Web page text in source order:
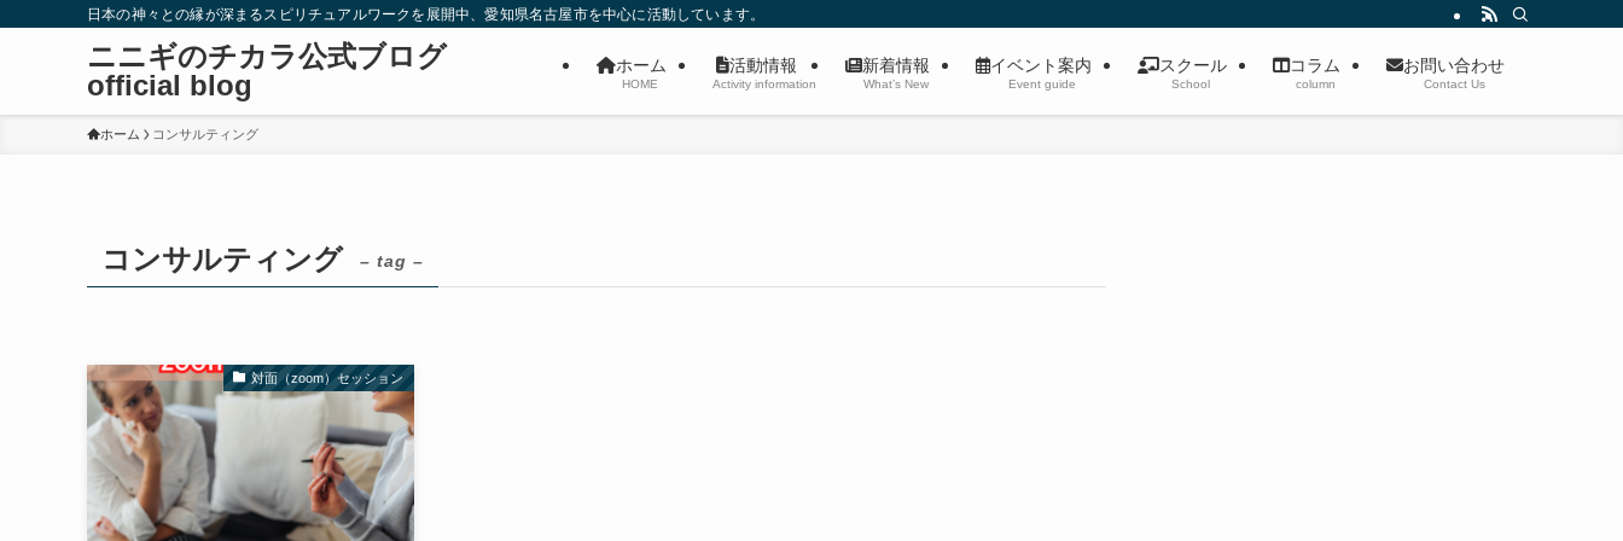
日本の神々との縁が深まるスピリチュアルワークを展開中、愛知県名古屋市を中心に活動しています。
ニニギのチカラ公式ブログ
official blog
ホーム
HOME
活動情報
Activity information
新着情報
What’s New
イベント案内
Event guide
スクール
School
コラム
column
お問い合わせ
Contact Us
ホーム コンサルティング
コンサルティング – tag –
対面（zoom）セッション